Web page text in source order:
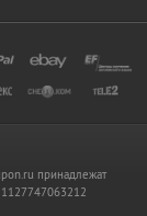
принадлежат